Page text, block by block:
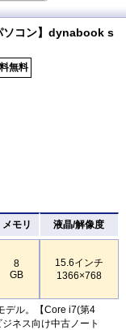
ソコン】dynabook s
無料
メモリ 液晶/解像度
8
GB
15.6インチ
1366×768
デル。【Core i7(第4
ネス向け中古ノート